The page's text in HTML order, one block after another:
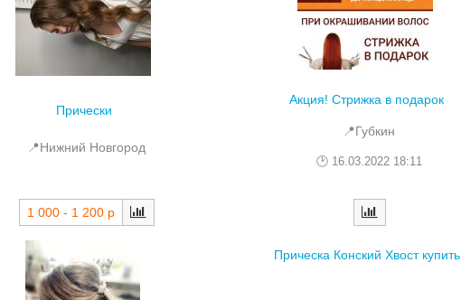
Прически
📍Нижний Новгород
1 000 - 1 200 р
Акция! Стрижка в подарок
📍Губкин
16.03.2022 18:11
Прическа Конский Хвост купить